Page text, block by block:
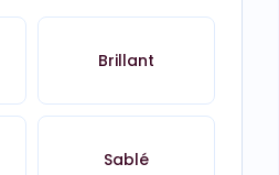
Brillant
Sablé